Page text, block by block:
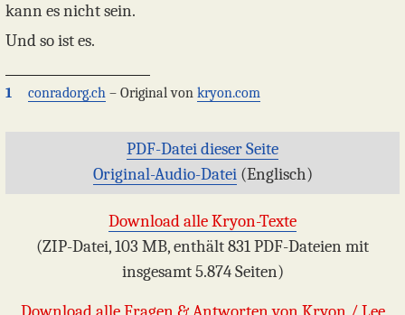
kann es nicht sein.
Und so ist es.
1 conradorg.ch – Original von kryon.com
PDF-Datei dieser Seite
Original-Audio-Datei(Englisch)
Download alle Kryon-Texte
(ZIP-Datei, 103 MB, enthält 831 PDF-Dateien mit
insgesamt 5.874 Seiten)